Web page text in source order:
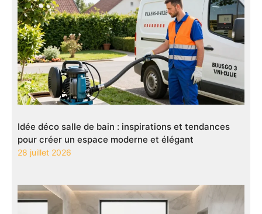
Idée déco salle de bain : inspirations et tendances
pour créer un espace moderne et élégant
28 juillet 2026